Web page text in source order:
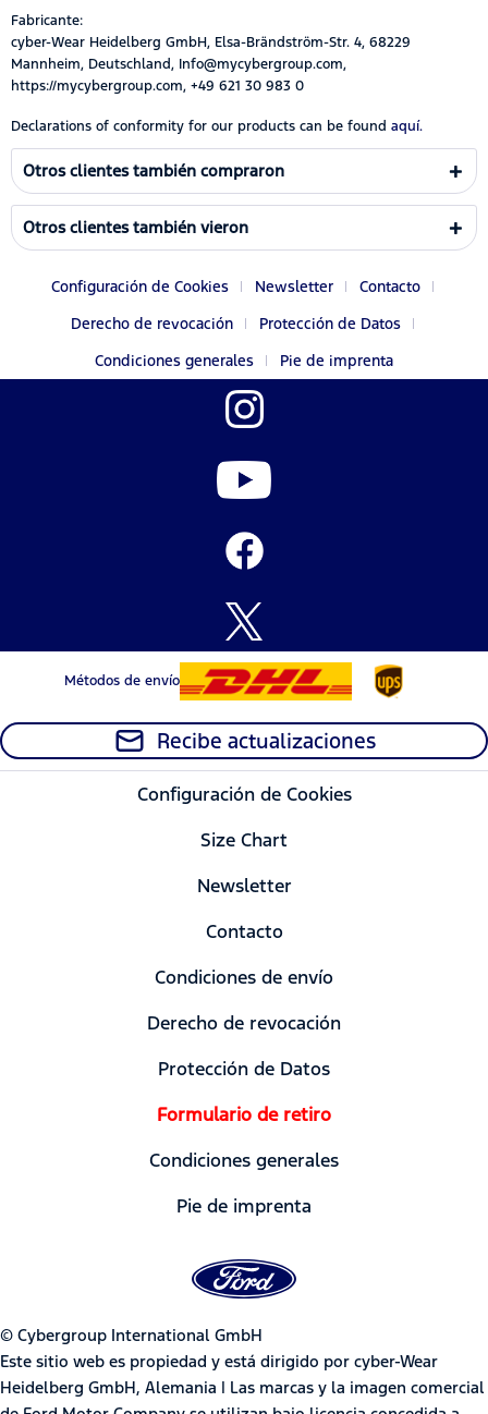
Fabricante:
cyber-Wear Heidelberg GmbH, Elsa-Brändström-Str. 4, 68229
Mannheim, Deutschland, Info@mycybergroup.com,
https://mycybergroup.com, +49 621 30 983 0
Declarations of conformity for our products can be found aquí.
Otros clientes también compraron
Otros clientes también vieron
Configuración de Cookies Newsletter
Contacto
Derecho de revocación
Protección de Datos
Condiciones generales
Pie de imprenta
Métodos de envío
Recibe actualizaciones
Configuración de Cookies
Size Chart
Newsletter
Contacto
Condiciones de envío
Derecho de revocación
Protección de Datos
Formulario de retiro
Condiciones generales
Pie de imprenta
© Cybergroup International GmbH
Este sitio web es propiedad y está dirigido por cyber-Wear
Heidelberg GmbH, Alemania | Las marcas y la imagen comercial